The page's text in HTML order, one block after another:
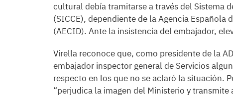
cultural debía tramitarse a través del Sistema
(SICCE), dependiente de la Agencia
(AECID). Ante la insistencia del embajador,
Virella reconoce que, como presidente de la
embajador inspector general de Servicios
respecto en los que no se aclaró la situación.
“perjudica la imagen del Ministerio y